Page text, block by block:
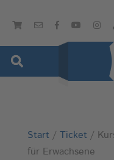
Start / Ticket /
für Erwachsene